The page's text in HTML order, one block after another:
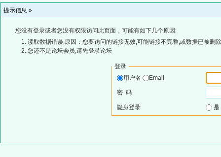
提示信息 »
您没有登录或者您没有权限访问此页面，可能有如下几个原因:
读取数据错误,原因：您要访问的链接无效,可能链接不完整,或数据已被删
您还不是论坛会员,请先登录论坛
登录
用户名
Email
密 码
隐身登录